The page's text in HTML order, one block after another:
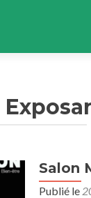
Salon
Publié le